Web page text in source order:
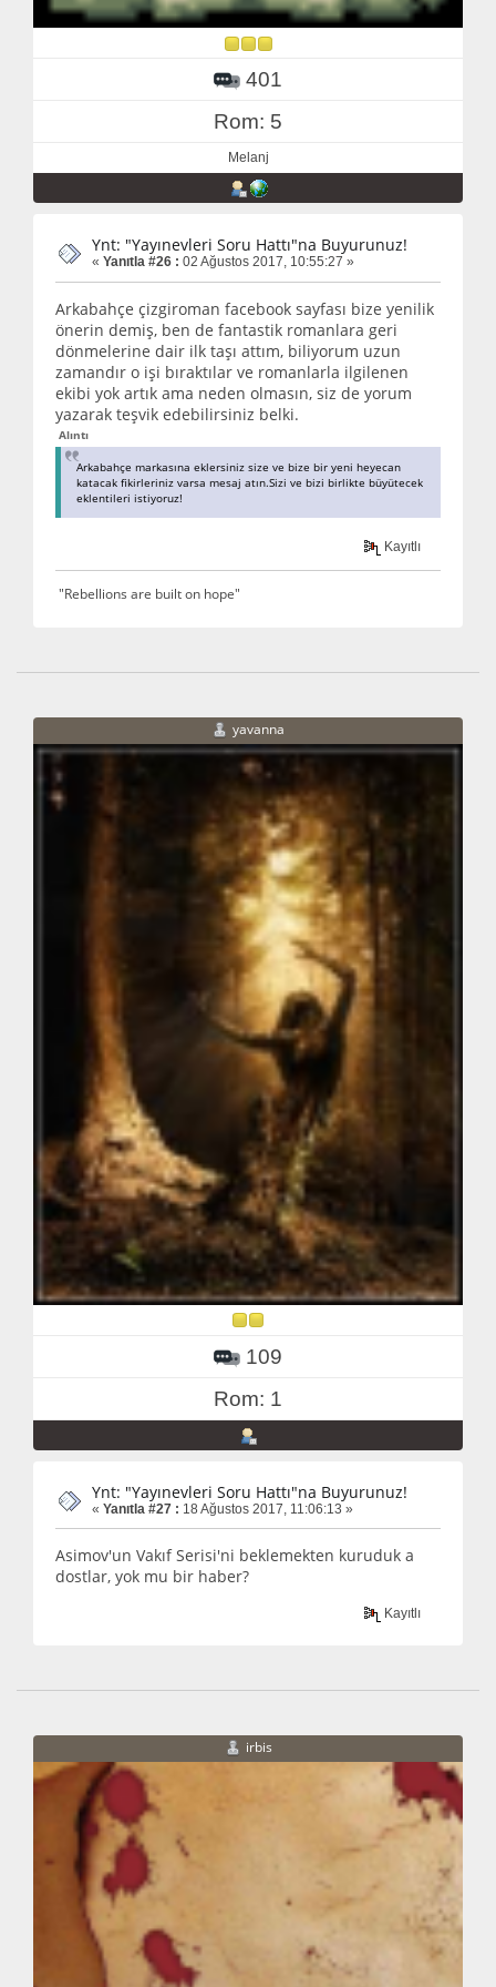
401
Rom: 5
Melanj
Ynt: "Yayınevleri Soru Hattı"na Buyurunuz!
« Yanıtla #26 : 02 Ağustos 2017, 10:55:27 »
Arkabahçe çizgiroman facebook sayfası bize yenilik
önerin demiş, ben de fantastik romanlara geri
dönmelerine dair ilk taşı attım, biliyorum uzun
zamandır o işi bıraktılar ve romanlarla ilgilenen
ekibi yok artık ama neden olmasın, siz de yorum
yazarak teşvik edebilirsiniz belki.
Alıntı
Arkabahçe markasına eklersiniz size ve bize bir yeni heyecan
katacak fikirleriniz varsa mesaj atın.Sizi ve bizi birlikte büyütecek
eklentileri istiyoruz!
Kayıtlı
"Rebellions are built on hope"
yavanna
109
Rom: 1
Ynt: "Yayınevleri Soru Hattı"na Buyurunuz!
« Yanıtla #27 : 18 Ağustos 2017, 11:06:13 »
Asimov'un Vakıf Serisi'ni beklemekten kuruduk a
dostlar, yok mu bir haber?
Kayıtlı
irbis